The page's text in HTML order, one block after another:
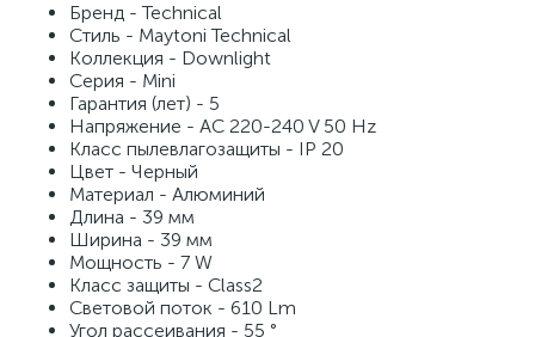
Бренд - Technical
Стиль - Maytoni Technical
Коллекция - Downlight
Серия - Mini
Гарантия (лет) - 5
Напряжение - AC 220-240 V 50 Hz
Класс пылевлагозащиты - IP 20
Цвет - Черный
Материал - Алюминий
Длина - 39 мм
Ширина - 39 мм
Мощность - 7 W
Класс защиты - Class2
Световой поток - 610 Lm
Угол рассеивания - 55 °